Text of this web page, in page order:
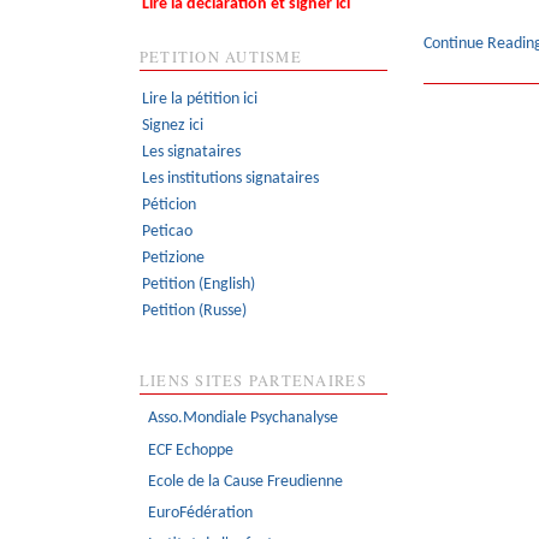
Continue
Lire la déclaration et signer ici
PETITION AUTISME
Lire la pétition ici
Signez ici
Les signataires
Les institutions signataires
Péticion
Peticao
Petizione
Petition (English)
Petition (Russe)
LIENS SITES PARTENAIRES
Asso.Mondiale Psychanalyse
ECF Echoppe
Ecole de la Cause Freudienne
EuroFédération